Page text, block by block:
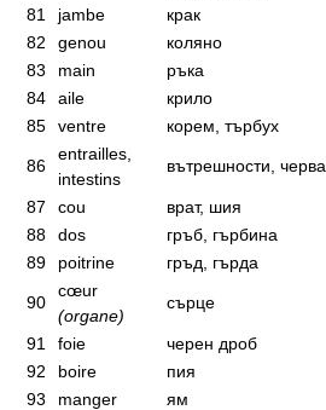
81
jambe крак
82
genou коляно
83
main ръка
84
aile крило
85
ventre корем, търбух
86
entrailles,
intestins
вътрешности, черва
87 cou врат, шия
88
dos гръб, гърбина
89
poitrine гръд, гърда
90
cœur
(organe)
сърце
91 foie черен дроб
92
boire пия
93
manger ям